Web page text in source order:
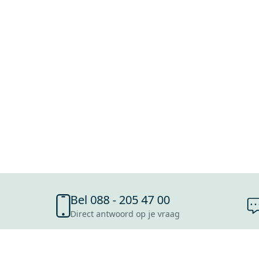
Bel 088 - 205 47 00
Direct antwoord op je vraag